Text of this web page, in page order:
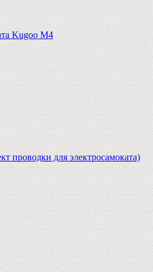
Kugoo M4
проводки для электросамоката)